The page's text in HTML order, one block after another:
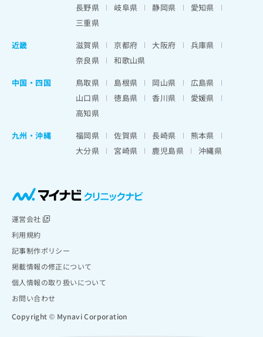
長野県
岐阜県 静岡県
愛知県
三重県
近畿
滋賀県 京都府 大阪府
兵庫県
奈良県
和歌山県
中国・四国
鳥取県 島根県 岡山県
広島県
山口県
徳島県 香川県
愛媛県
高知県
九州・沖縄
福岡県 佐賀県 長崎県
熊本県
大分県
宮崎県 鹿児島県 沖縄県
運営会社
利用規約
記事制作ポリシー
掲載情報の修正について
個人情報の取り扱いについて
お問い合わせ
Copyright © Mynavi Corporation